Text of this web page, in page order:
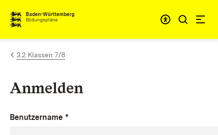
Zum Inhalt springen
Baden-Württemberg
Bildungspläne
3.2 Klassen 7/8
Anmelden
Benutzername *